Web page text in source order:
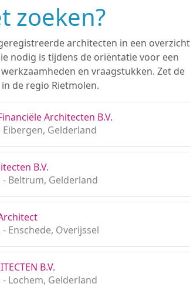
zoeken?
architecten in een
nodig is tijdens de oriëntatie voor een
en vraagstukken. Zet de
de regio Rietmolen.
Architecten B.V.
Eibergen, Gelderland
B.V.
- Beltrum, Gelderland
Enschede, Overijssel
B.V.
- Lochem, Gelderland